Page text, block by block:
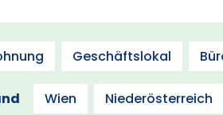
Geschäftslokal
Wien Niederösterreich